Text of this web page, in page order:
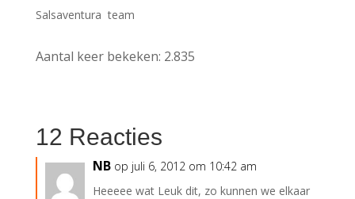
Salsaventura team
Aantal keer bekeken: 2.835
12 Reacties
NB op juli 6, 2012 om 10:42 am
Heeeee wat Leuk dit, zo kunnen we elkaar